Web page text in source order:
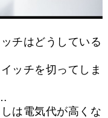
チはどうしている
ッチを切ってしま
は電気代が高くな